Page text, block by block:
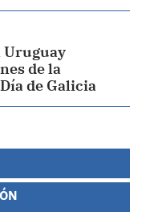
Uruguay
de la
de Galicia